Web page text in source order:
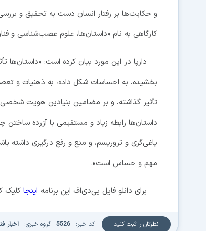
کارگاهی به نام «داستان‌ها، علوم عصب‌شناسی و
دارپا در این مورد بیان کرده است: «داستان‌ها
بخشیده، به احساسات شکل داده، به ذهنیات و
تأثیر گذاشته، و بر مضامین بنیادین هویت
داستان‌ها رابطه زیاد و مستقیمی با آزرده
یاغی‌گری و تروریسم، و منع و رفع درگیری داشته
مهم و حساس است».
برای دانلو فایل پی‌دی‌اف این برنامه اینجاکلیک
نظرتان را ثبت کنید کد خبر: 5526 گروه خبری: اخبار